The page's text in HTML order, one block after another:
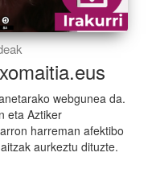
webgunea da.
eta Aztiker
harreman afektibo
aurkeztu dituzte.